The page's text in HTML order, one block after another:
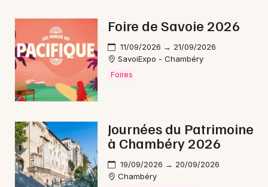
Foire de Savoie 2026
11/09/2026 → 21/09/2026
SavoiExpo - Chambéry
Foires
Journées du Patrimoine
à Chambéry 2026
19/09/2026 → 20/09/2026
Chambéry